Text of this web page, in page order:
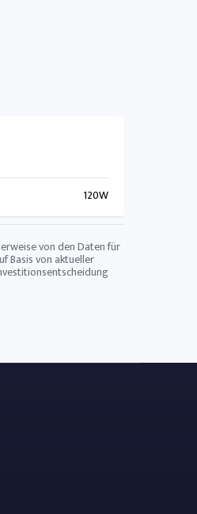
120W
von den Daten für
Basis von aktueller